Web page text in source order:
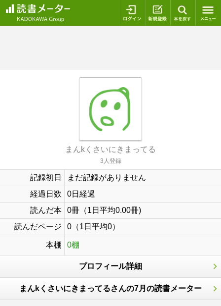
ログイン 新規登録
まんkくさいにきまってる
3人登録
記録初日
まだ記録がありません
経過日数
0日経過
読んだ本
0冊（1日平均0.00冊)
読んだページ
0（1日平均0）
本棚 0棚
プロフィール詳細
まんkくさいにきまってるさんの7月の読書メーター